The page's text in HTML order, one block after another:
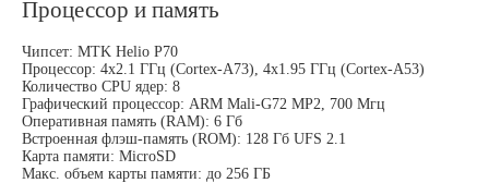
Процессор и память
Чипсет: MTK Helio P70
Процессор: 4х2.1 ГГц (Cortex-A73), 4х1.95 ГГц (Cortex-A53)
Количество CPU ядер: 8
Графический процессор: ARM Mali-G72 MP2, 700 Мгц
Оперативная память (RAM): 6 Гб
Встроенная флэш-память (ROM): 128 Гб UFS 2.1
Карта памяти: MicroSD
Макс. объем карты памяти: до 256 ГБ